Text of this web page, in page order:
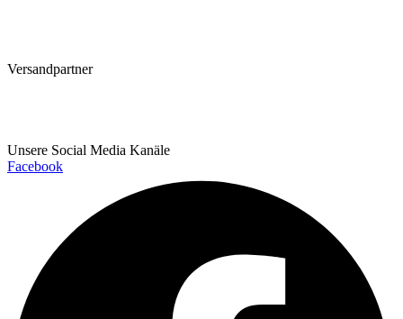
Versandpartner
Unsere Social Media Kanäle
Facebook